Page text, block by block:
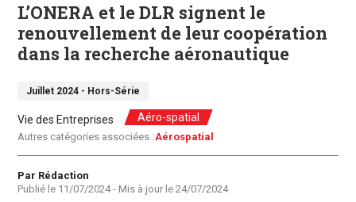
L’ONERA et le DLR signent le
renouvellement de leur coopération
dans la recherche aéronautique
Juillet 2024 - Hors-Série
Vie des Entreprises Aéro-spatial
Autres catégories associées :Aérospatial
Auteur
Par Rédaction
Publié le 11/07/2024- Mis à jour le 24/07/2024